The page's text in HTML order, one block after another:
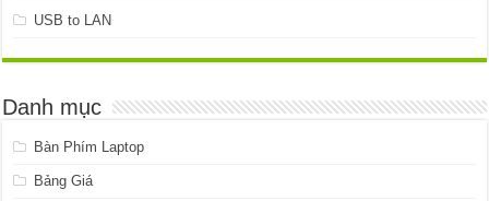
USB to LAN
Danh mục
Bàn Phím Laptop
Bảng Giá